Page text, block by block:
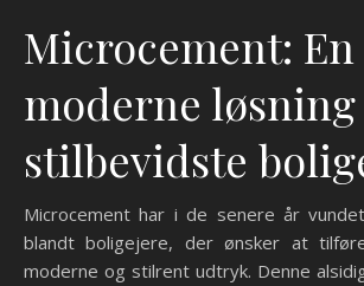
Microcement: En
moderne
stilbevidste
Microcement har i de senere år
blandt boligejere, der ønsker at
moderne og stilrent udtryk. Denne